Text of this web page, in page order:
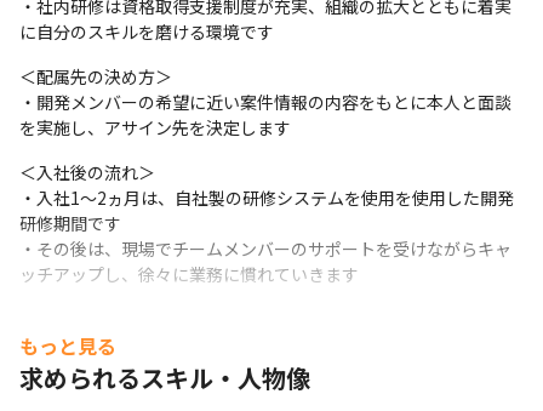
・社内研修は資格取得支援制度が充実、組織の拡大とともに着実
に自分のスキルを磨ける環境です
＜配属先の決め方＞
・開発メンバーの希望に近い案件情報の内容をもとに本人と面談
を実施し、アサイン先を決定します
＜入社後の流れ＞
・入社1～2ヵ月は、自社製の研修システムを使用を使用した開発
研修期間です
・その後は、現場でチームメンバーのサポートを受けながらキャ
ッチアップし、徐々に業務に慣れていきます
・1チーム3～5名で編成しています
＜使用ツール＞
もっと見る
求められるスキル・人物像